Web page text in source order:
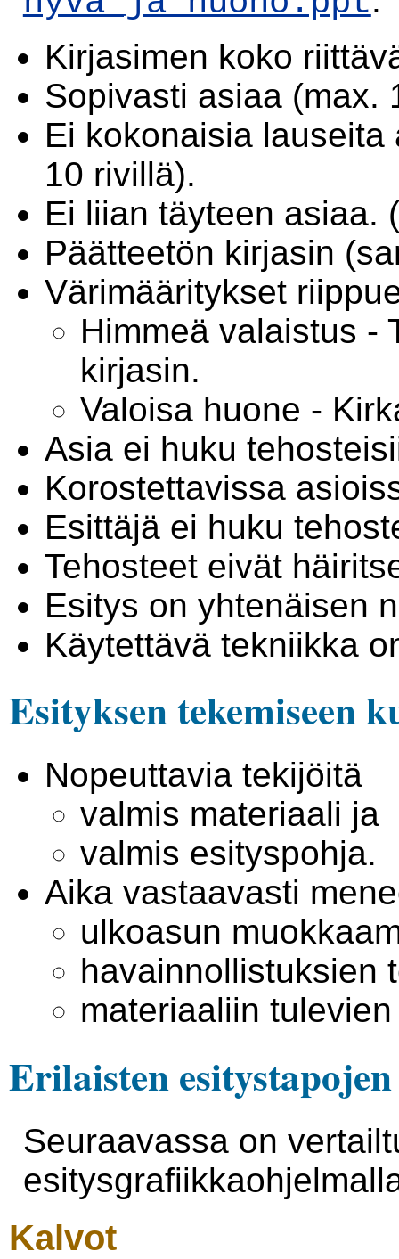
Kirjasimen koko
Sopivasti asiaa (max.
Ei kokonaisia
10 rivillä).
Ei liian täyteen asiaa.
Päätteetön kirjasin
Värimääritykset
Himmeä valaistus -
kirjasin.
Valoisa huone -
Asia ei huku
Korostettavissa
Esittäjä ei huku
Tehosteet eivät
Esitys on yhtenäisen
Käytettävä tekniikka
Esityksen tekemiseen
Nopeuttavia tekijöitä
valmis materiaali ja
valmis esityspohja.
Aika vastaavasti
ulkoasun
havainnollistuksien
materiaaliin
Erilaisten
Seuraavassa on
Kalvot